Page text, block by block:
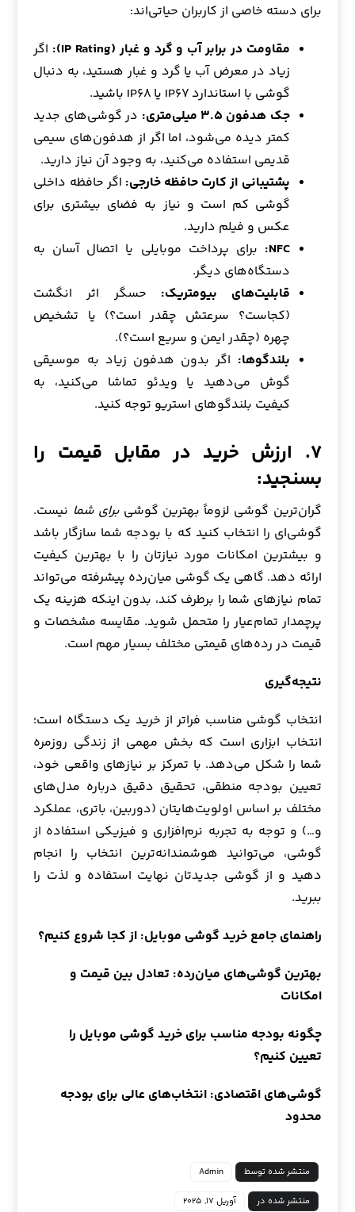
برای دسته خاصی از کاربران حیاتی‌اند:
مقاومت در برابر آب و گرد و غبار (IP Rating):
اگر
زیاد در معرض آب یا گرد و غبار هستید، به دنبال
گوشی با استاندارد IP۶۷ یا IP۶۸ باشید.
جک هدفون ۳.۵ میلی‌متری:
در گوشی‌های جدید
کمتر دیده می‌شود، اما اگر از هدفون‌های سیمی
قدیمی استفاده می‌کنید، به وجود آن نیاز دارید.
پشتیبانی از کارت حافظه خارجی: اگر حافظه داخلی
گوشی کم است و نیاز به فضای بیشتری برای
عکس و فیلم دارید.
NFC:
برای پرداخت موبایلی یا اتصال آسان به
دستگاه‌های دیگر.
قابلیت‌های بیومتریک: حسگر اثر انگشت
(کجاست؟ سرعتش چقدر است؟) یا تشخیص
چهره (چقدر ایمن و سریع است؟).
بلندگوها: اگر بدون هدفون زیاد به موسیقی
گوش می‌دهید یا ویدئو تماشا می‌کنید، به
کیفیت بلندگوهای استریو توجه کنید.
۷. ارزش خرید در مقابل قیمت را
بسنجید:
گران‌ترین گوشی لزوماً بهترین گوشیبرای شما نیست.
گوشی‌ای را انتخاب کنید که با بودجه شما سازگار باشد
و بیشترین امکانات مورد نیازتان را با بهترین کیفیت
ارائه دهد. گاهی یک گوشی میان‌رده پیشرفته می‌تواند
تمام نیازهای شما را برطرف کند، بدون اینکه هزینه یک
پرچمدار تمام‌عیار را متحمل شوید. مقایسه مشخصات و
قیمت در رده‌های قیمتی مختلف بسیار مهم است.
نتیجه‌گیری
انتخاب گوشی مناسب فراتر از خرید یک دستگاه است؛
انتخاب ابزاری است که بخش مهمی از زندگی روزمره
شما را شکل می‌دهد. با تمرکز بر نیازهای واقعی خود،
تعیین بودجه منطقی، تحقیق دقیق درباره مدل‌های
مختلف بر اساس اولویت‌هایتان (دوربین، باتری، عملکرد
و…) و توجه به تجربه نرم‌افزاری و فیزیکی استفاده از
گوشی، می‌توانید هوشمندانه‌ترین انتخاب را انجام
دهید و از گوشی جدیدتان نهایت استفاده و لذت را
ببرید.
راهنمای جامع خرید گوشی موبایل: از کجا شروع کنیم؟
بهترین گوشی‌های میان‌رده: تعادل بین قیمت و
امکانات
چگونه بودجه مناسب برای خرید گوشی موبایل را
تعیین کنیم؟
گوشی‌های اقتصادی: انتخاب‌های عالی برای بودجه
محدود
منتشر شده توسط Admin
منتشر شده در آوریل ۱۷, ۲۰۲۵